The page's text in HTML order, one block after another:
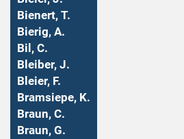
Bienert, T.
Bierig, A.
Bil, C.
Bleiber, J.
Bleier, F.
Bramsiepe, K.
Braun, C.
Braun, G.